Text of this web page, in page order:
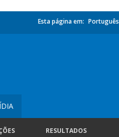
Esta página em: Português
RESULTADOS